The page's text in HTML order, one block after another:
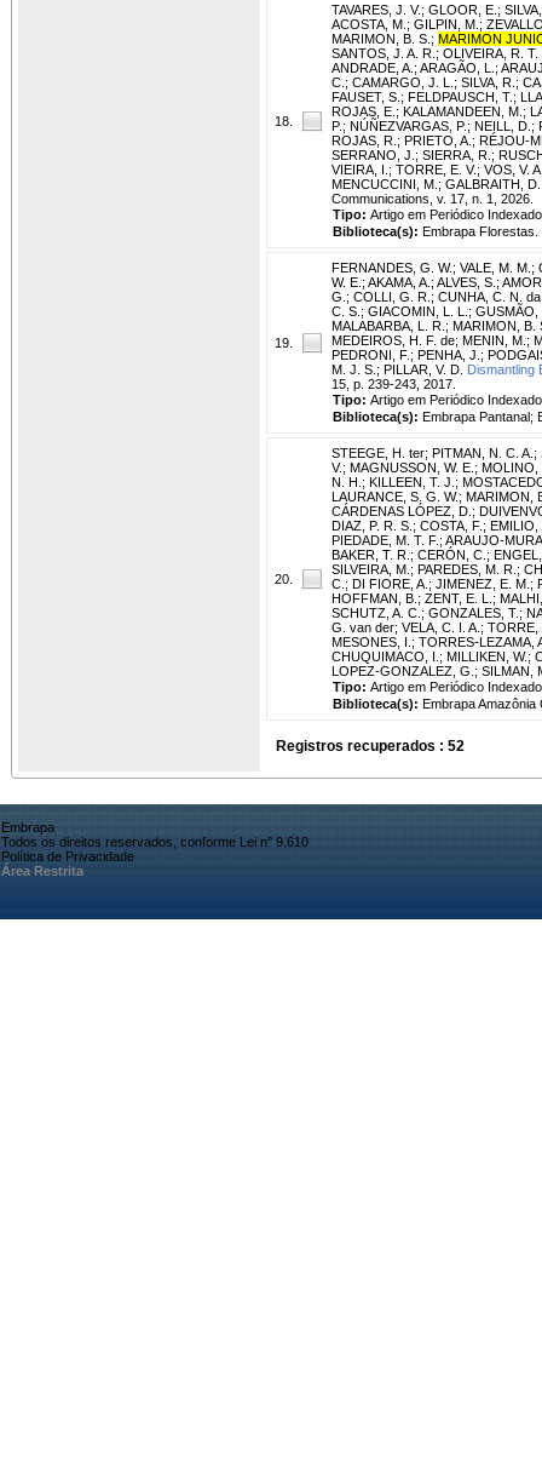
18.
TAVARES, J. V.; GLOOR, E. ;
ACOSTA, M. ; GILPIN, M. ;
MARIMON, B. S. ; MARIMON
SANTOS, J. A. R. ; OLIVEIRA, R. T.
ANDRADE, A. ; ARAGÃO, L. ;
C. ; CAMARGO, J. L. ; SILVA, R. ;
FAUSET, S. ; FELDPAUSCH, T. ;
ROJAS, E. ; KALAMANDEEN, M. ;
P. ; NÚÑEZVARGAS, P. ; NEILL, D. ;
ROJAS, R. ; PRIETO, A. ; RÉJOU-
SERRANO, J. ; SIERRA, R. ;
VIEIRA, I. ; TORRE, E. V.; VOS, V.
MENCUCCINI, M. ; GALBRAITH, D.
Communications, v. 17, n. 1, 2026.
Tipo: Artigo em Periódico Indexado
Biblioteca(s): Embrapa Florestas.
19.
FERNANDES, G. W.; VALE, M. M. ;
W. E. ; AKAMA, A. ; ALVES, S. ;
G. ; COLLI, G. R. ; CUNHA, C. N. da
C. S. ; GIACOMIN, L. L. ; GUSMÃO,
MALABARBA, L. R. ; MARIMON, B.
MEDEIROS, H. F. de; MENIN, M. ;
PEDRONI, F. ; PENHA, J. ;
M. J. S. ; PILLAR, V. D. Dismantling
15, p. 239-243, 2017.
Tipo: Artigo em Periódico Indexado
Biblioteca(s): Embrapa Pantanal;
20.
STEEGE, H. ter; PITMAN, N. C. A. ;
V.; MAGNUSSON, W. E. ; MOLINO,
N. H. ; KILLEEN, T. J. ;
LAURANCE, S. G. W.; MARIMON,
CÁRDENAS LÓPEZ, D. ;
DIAZ, P. R. S. ; COSTA, F. ; EMILIO,
PIEDADE, M. T. F. ; ARAUJO-
BAKER, T. R. ; CERÓN, C. ;
SILVEIRA, M. ; PAREDES, M. R. ;
C. ; DI FIORE, A. ; JIMENEZ, E. M. ;
HOFFMAN, B. ; ZENT, E. L. ;
SCHUTZ, A. C. ; GONZALES, T. ;
G. van der; VELA, C. I. A. ; TORRE,
MESONES, I. ; TORRES-LEZAMA,
CHUQUIMACO, I. ; MILLIKEN, W.;
LOPEZ-GONZALEZ, G. ; SILMAN,
Tipo: Artigo em Periódico Indexado
Biblioteca(s): Embrapa Amazônia
Registros recuperados : 52
Embrapa
Todos os direitos reservados, conforme Lei n° 9.610
Política de Privacidade
Área Restrita